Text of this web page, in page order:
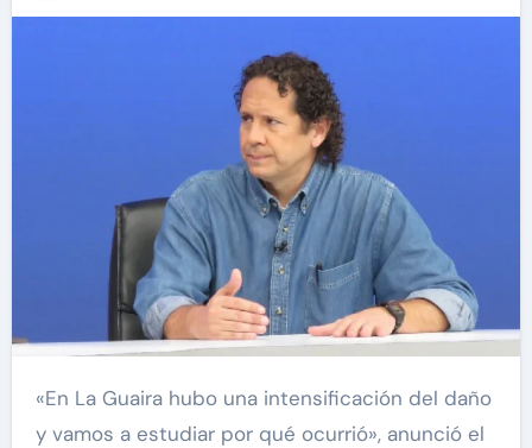
«En La Guaira hubo una intensificación del daño
y vamos a estudiar por qué ocurrió», anunció el